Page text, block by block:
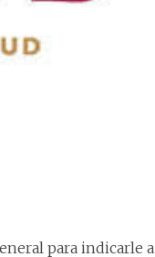
para indicarle a